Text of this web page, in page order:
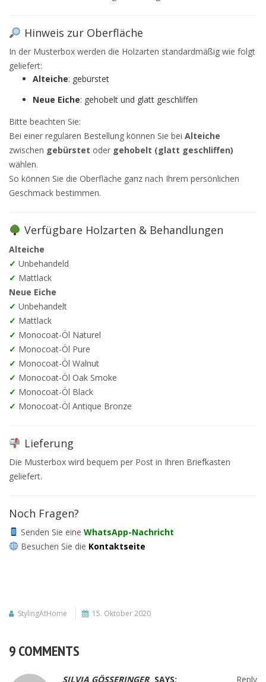
Hinweis zur Oberfläche
In der Musterbox werden die Holzarten standardmäßig wie folgt
geliefert:
Alteiche: gebürstet
Neue Eiche: gehobelt und glatt geschliffen
Bitte beachten Sie:
Bei einer regulären Bestellung können Sie bei Alteiche
zwischen gebürstet oder gehobelt (glatt geschliffen)
wählen.
So können Sie die Oberfläche ganz nach Ihrem persönlichen
Geschmack bestimmen.
Verfügbare Holzarten & Behandlungen
Alteiche
✓ Unbehandeld
✓ Mattlack
Neue Eiche
✓ Unbehandelt
✓ Mattlack
✓ Monocoat-Öl Naturel
✓ Monocoat-Öl Pure
✓ Monocoat-Öl Walnut
✓ Monocoat-Öl Oak Smoke
✓ Monocoat-Öl Black
✓ Monocoat-Öl Antique Bronze
Lieferung
Die Musterbox wird bequem per Post in Ihren Briefkasten
geliefert.
Noch Fragen?
Senden Sie eine WhatsApp-Nachricht
Besuchen Sie die Kontaktseite
StylingAtHome 15. Oktober 2020
9 COMMENTS
SILVIA GÖSSERINGER SAYS:
Reply